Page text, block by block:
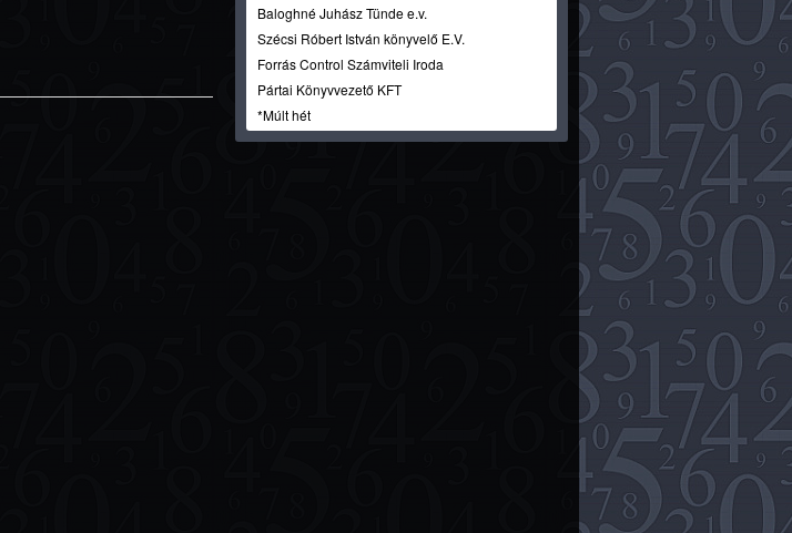
Baloghné Juhász Tünde e.v.
Szécsi Róbert István könyvelő E.V.
Forrás Control Számviteli Iroda
Pártai Könyvvezető KFT
*Múlt hét